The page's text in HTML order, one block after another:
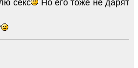
секс
Но его тоже не дарят